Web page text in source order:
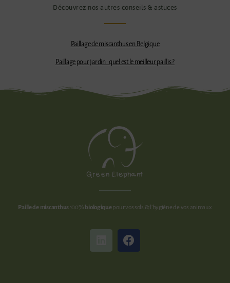
Découvrez nos autres conseils & astuces
Paillage de miscanthus en Belgique
Paillage pour jardin : quel est le meilleur paillis ?
Paillede miscanthus100% biologiquepour vos sols & l’hygiène de vos animaux